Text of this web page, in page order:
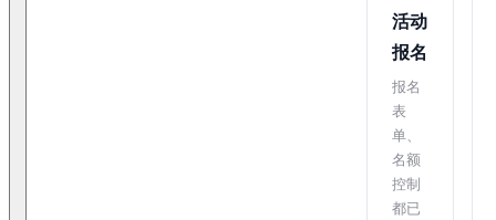
活动
报名
报名
表
单、
名额
控制
都已